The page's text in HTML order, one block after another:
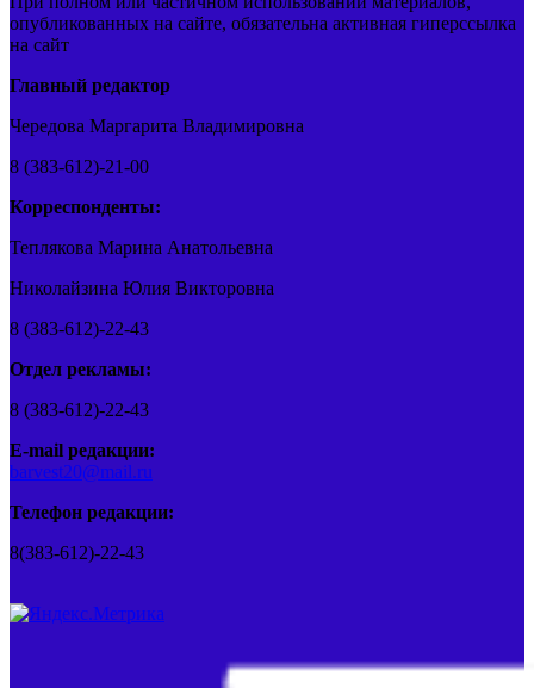
опубликованных на сайте, обязательна активная гиперссылка
на сайт
Главный редактор
Чередова Маргарита Владимировна
8 (383-612)-21-00
Корреспонденты:
Теплякова Марина Анатольевна
Николайзина Юлия Викторовна
8 (383-612)-22-43
Отдел рекламы:
8 (383-612)-22-43
E-mail редакции:
barvest20@mail.ru
Телефон редакции:
8(383-612)-22-43